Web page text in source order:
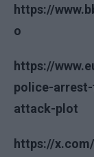
https://
o
https://
police-
attack-plot
https://